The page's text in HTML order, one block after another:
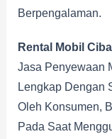
Berpengalaman.
Rental Mobil
Jasa Penyewaan
Lengkap Dengan
Oleh Konsumen,
Pada Saat